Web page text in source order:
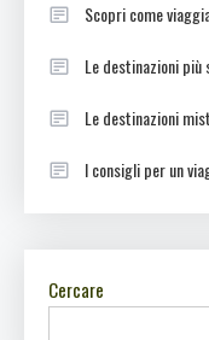
Scopri come
Le destinazioni
Le destinazioni
I consigli per un
Cercare